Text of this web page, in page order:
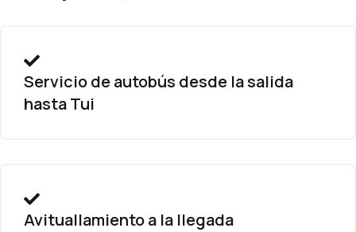
Servicio de autobús desde la salida
hasta Tui
Avituallamiento a la llegada